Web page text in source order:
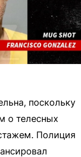
поскольку
о телесных
Полиция